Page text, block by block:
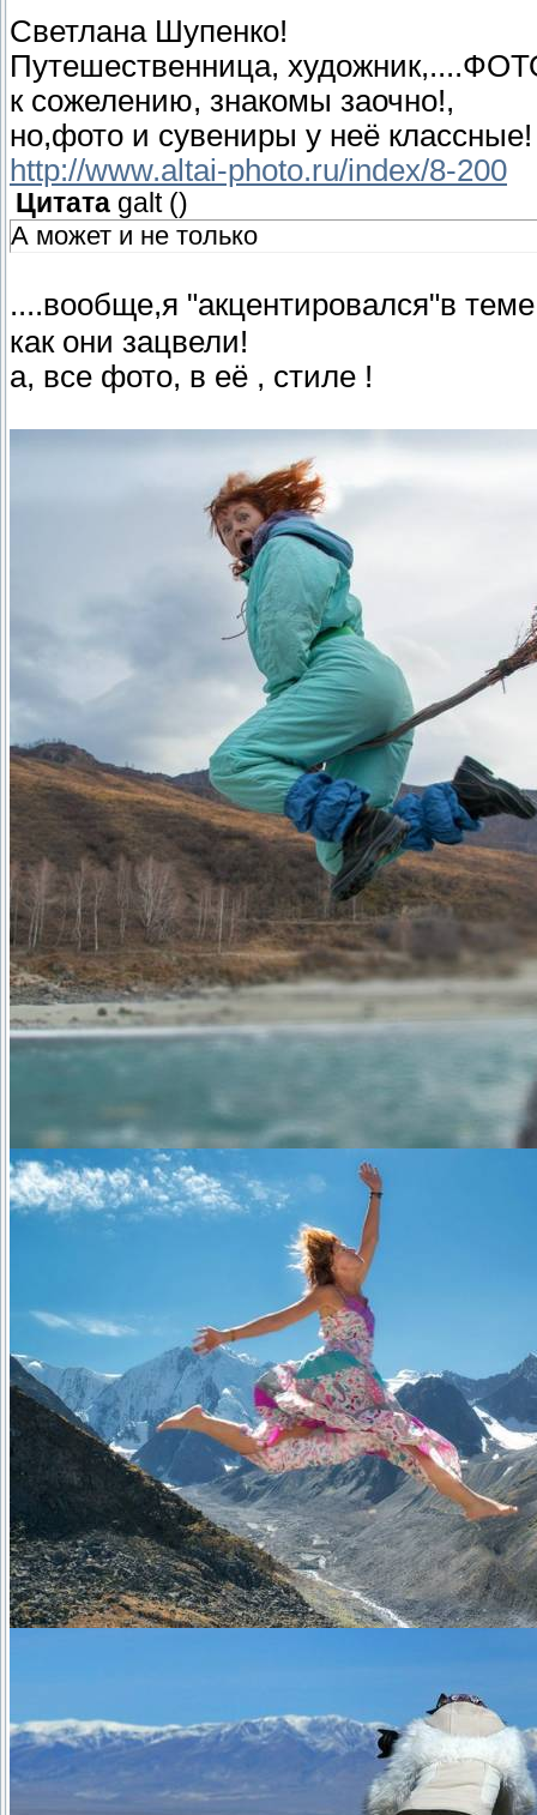
Светлана Шупенко!
Путешественница,
к сожелению, знакомы заочно!,
но,фото и сувениры у неё классные!
http://www.altai-photo.ru/index/8-200
Цитата galt()
А может и не только
....вообще,я "акцентировался"в
как они зацвели!
а, все фото, в её , стиле !